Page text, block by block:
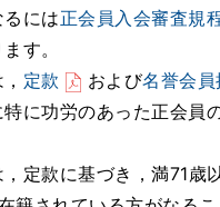
るには正会員入会審査規
す。
定款 および名誉会
に功労のあった正会員
，定款に基づき，満71歳